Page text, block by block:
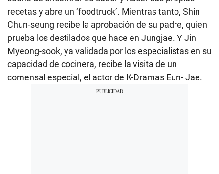
recetas y abre un ‘foodtruck’. Mientras tanto, Shin
Chun-seung recibe la aprobación de su padre, quien
prueba los destilados que hace en Jungjae. Y Jin
Myeong-sook, ya validada por los especialistas en su
capacidad de cocinera, recibe la visita de un
comensal especial, el actor de K-Dramas Eun- Jae.